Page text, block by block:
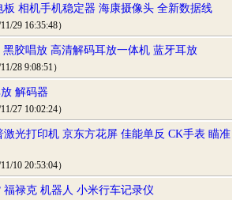
相机手机稳定器 海康摄像头 全新数据线
29 16:35:48）
胶唱放 高清解码耳放一体机 蓝牙耳放
28 9:08:51）
解码器
27 10:02:24）
激光打印机 京东方花屏 佳能单反 CK手表 瞄准
10 20:53:04）
禄克 机器人 小米行车记录仪